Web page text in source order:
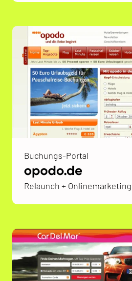
Buchungs-Portal
opodo.de
Relaunch + Onlinemarketing